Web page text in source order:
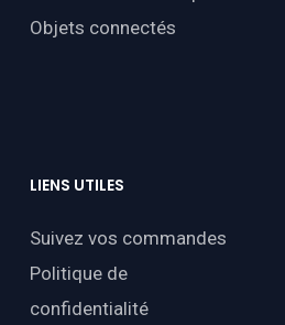
Objets connectés
LIENS UTILES
Suivez vos commandes
Politique de
confidentialité